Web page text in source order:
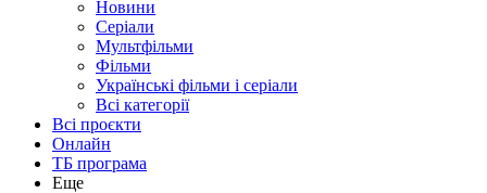
Новини
Серіали
Мультфільми
Фільми
Українські фільми і серіали
Всі категорії
Всі проєкти
Онлайн
ТБ програма
Еще